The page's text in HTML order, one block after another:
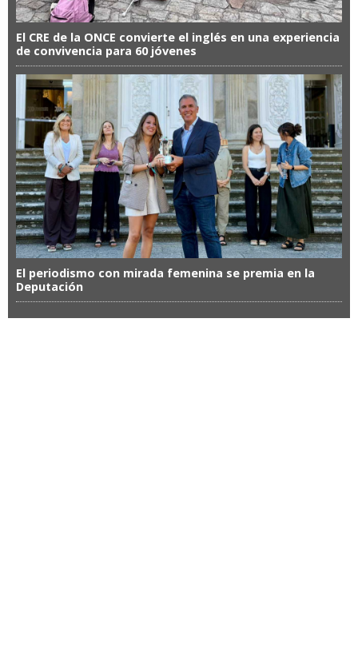
El CRE de la ONCE convierte el inglés en una experiencia
de convivencia para 60 jóvenes
El periodismo con mirada femenina se premia en la
Deputación